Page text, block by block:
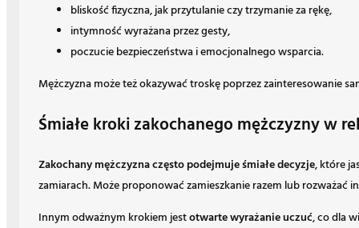
bliskość fizyczna, jak przytulanie czy trzymanie za rękę,
intymność wyrażana przez gesty,
poczucie bezpieczeństwa i emocjonalnego wsparcia.
Mężczyzna może też okazywać troskę poprzez zainteresowanie
Śmiałe kroki zakochanego mężczyzny w
Zakochany mężczyzna często podejmuje śmiałe decyzje, które
zamiarach. Może proponować zamieszkanie razem lub
Innym odważnym krokiem jestotwarte wyrażanie uczuć, co dla